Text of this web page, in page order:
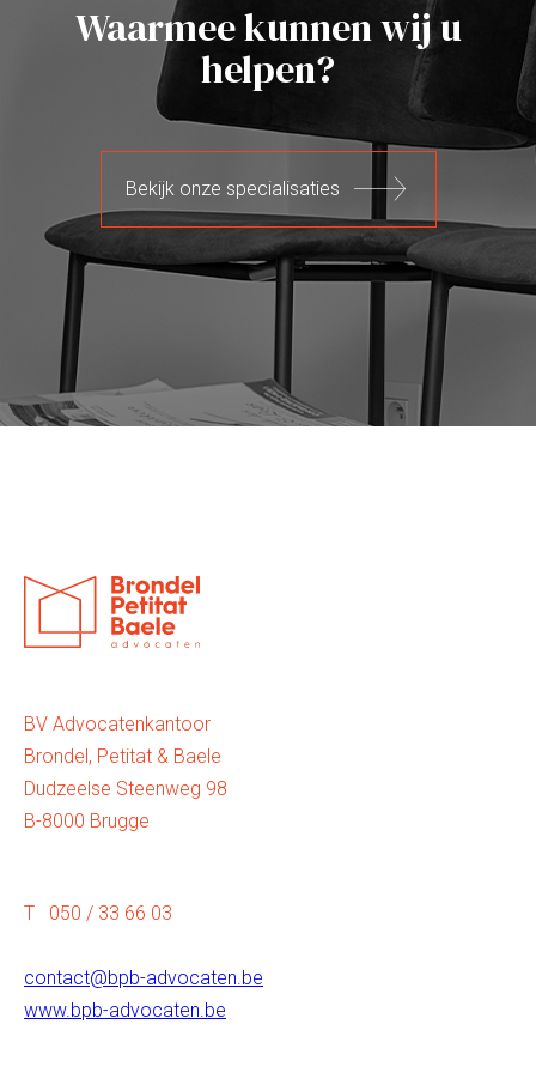
Waarmee kunnen wij u
helpen?
Bekijk onze specialisaties
BV Advocatenkantoor
Brondel, Petitat & Baele
Dudzeelse Steenweg 98
B-8000 Brugge
T 050 / 33 66 03
contact@bpb-advocaten.be
www.bpb-advocaten.be